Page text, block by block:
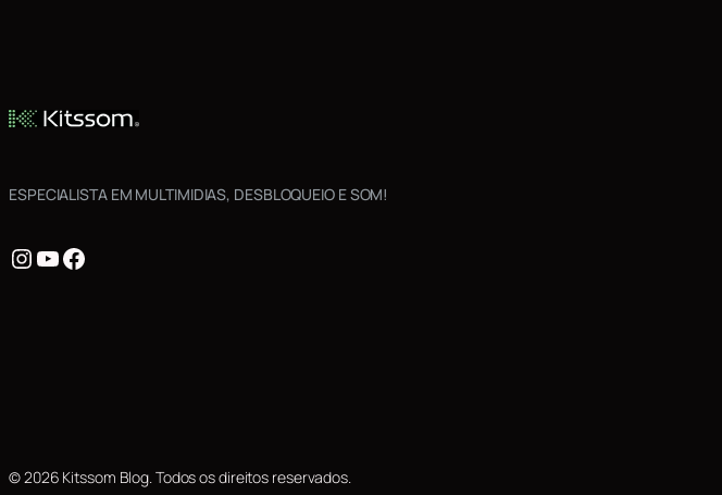
ESPECIALISTA EM MULTIMIDIAS, DESBLOQUEIO E SOM!
Instagram
Youtube
Facebook
© 2026 Kitssom Blog. Todos os direitos reservados.